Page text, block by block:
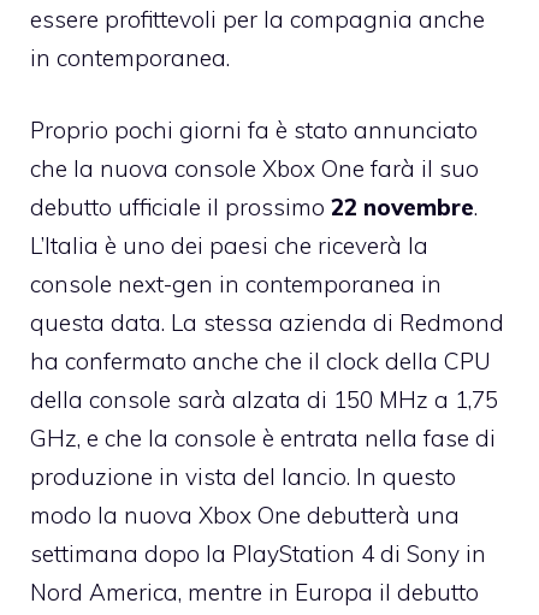
essere profittevoli per la compagnia anche
in contemporanea.
Proprio pochi giorni fa è stato annunciato
che la nuova console Xbox One farà il suo
debutto ufficiale il prossimo 22 novembre.
L’Italia è uno dei paesi che riceverà la
console next-gen in contemporanea in
questa data. La stessa azienda di Redmond
ha confermato anche che il clock della CPU
della console sarà alzata di 150 MHz a 1,75
GHz, e che la console è entrata nella fase di
produzione in vista del lancio. In questo
modo la nuova Xbox One debutterà una
settimana dopo la PlayStation 4 di Sony in
Nord America, mentre in Europa il debutto